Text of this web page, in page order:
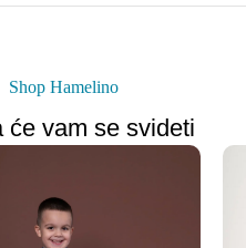
Shop Hamelino
će vam se svideti